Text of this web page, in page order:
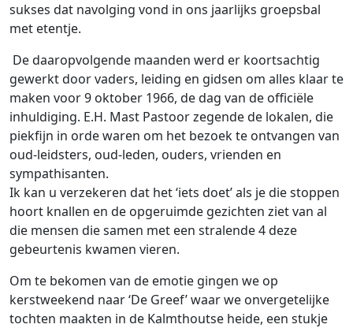
sukses dat navolging vond in ons jaarlijks groepsbal
met etentje.
De daaropvolgende maanden werd er koortsachtig
gewerkt door vaders, leiding en gidsen om alles klaar te
maken voor 9 oktober 1966, de dag van de officiële
inhuldiging. E.H. Mast Pastoor zegende de lokalen, die
piekfijn in orde waren om het bezoek te ontvangen van
oud-leidsters, oud-leden, ouders, vrienden en
sympathisanten.
Ik kan u verzekeren dat het ‘iets doet’ als je die stoppen
hoort knallen en de opgeruimde gezichten ziet van al
die mensen die samen met een stralende 4 deze
gebeurtenis kwamen vieren.
Om te bekomen van de emotie gingen we op
kerstweekend naar ‘De Greef’ waar we onvergetelijke
tochten maakten in de Kalmthoutse heide, een stukje